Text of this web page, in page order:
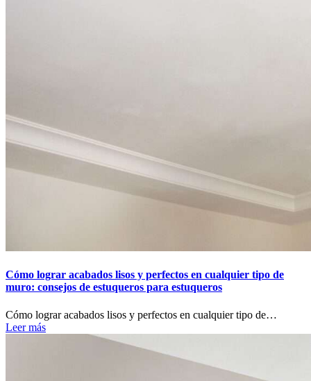
Cómo lograr acabados lisos y perfectos en cualquier tipo de
muro: consejos de estuqueros para estuqueros
Cómo lograr acabados lisos y perfectos en cualquier tipo de…
Leer más